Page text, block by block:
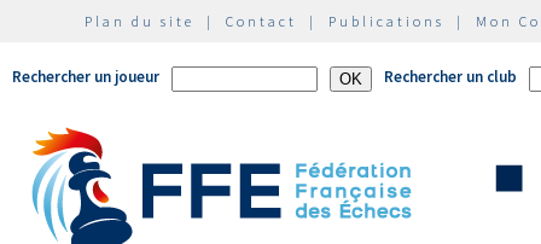
Plan du site | Contact | Publications | Mon
Rechercher un joueur Rechercher un club